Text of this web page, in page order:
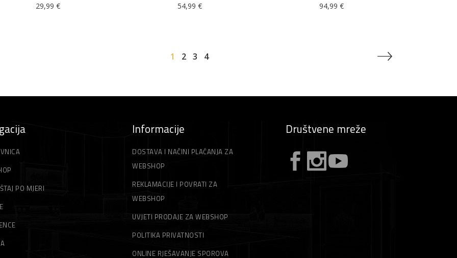
29,99 € 54,99 € 94,99 €
1 2 3 4
PO MJERI
Informacije
DOSTAVA I NAČINI PLAĆANJA ZA
WEBSHOP
REKLAMACIJE I POVRATI ZA
WEBSHOP
UVJETI PRODAJE ZA WEBSHOP
POLITIKA PRIVATNOSTI
ONLINE RJEŠAVANJE SPOROVA
Društvene mreže